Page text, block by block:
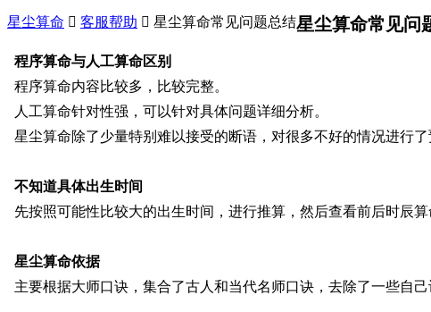
星尘算命  客服帮助  星尘算命常见问题总结星尘算命常见问
程序算命与人工算命区别
程序算命内容比较多，比较完整。
人工算命针对性强，可以针对具体问题详细分析。
星尘算命除了少量特别难以接受的断语， 对很多不好的情况进行了
不知道具体出生时间
先按照可能性比较大的出生时间，进行推算，然后查看前后时辰
星尘算命依据
主要根据大师口诀，集合了古人和当代名师口诀，去除了一些自